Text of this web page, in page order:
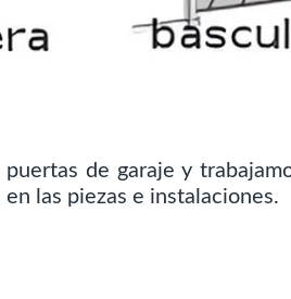
puertas de garaje y
las piezas e instalaciones.